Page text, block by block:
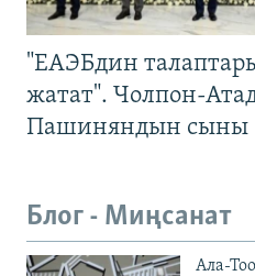
"ЕАЭБдин
жатат". Чолпон-
Пашиняндын сыны
Блог - Миңсанат
Ала-